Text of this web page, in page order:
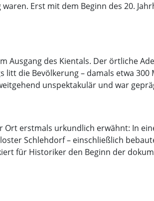
Erst mit dem Beginn des 20.
Ausgang des Kientals. Der örtliche
die Bevölkerung – damals etwa
unspektakulär und war
Ort erstmals urkundlich erwähnt: In
Schlehdorf – einschließlich
für Historiker den Beginn der